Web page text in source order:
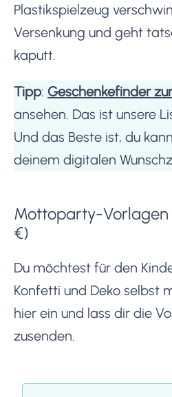
Plastikspielzeug
Versenkung und geht
kaputt.
Tipp: Geschenkefinder
ansehen. Das ist unsere
Und das Beste ist, du
deinem digitalen
Mottoparty-
€)
Du möchtest für den
Konfetti und Deko selbst
hier ein und lass dir die
zusenden.